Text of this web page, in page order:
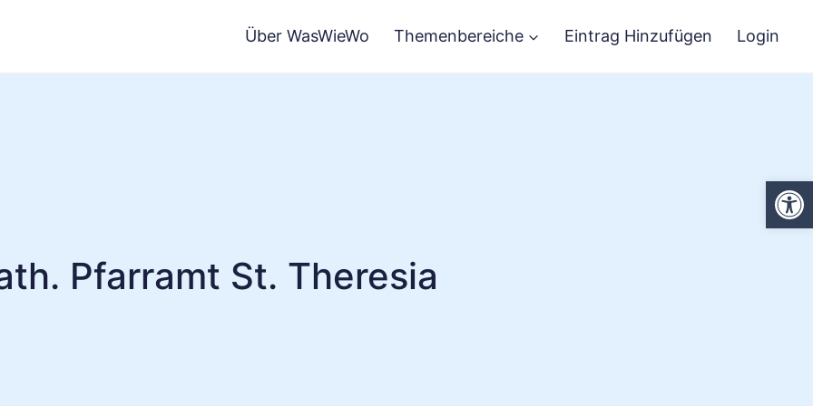
Über WasWieWo Themenbereiche Eintrag Hinzufügen Login
Pfarramt St. Theresia